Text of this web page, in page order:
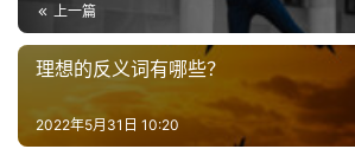
影
台
词
其
上一篇
理想的反义词有哪些？
2022年5月31日 10:20